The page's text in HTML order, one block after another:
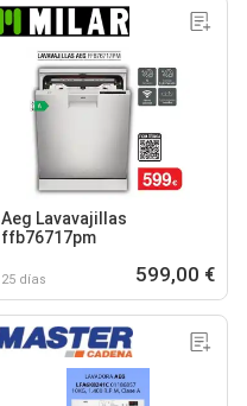
Aeg Lavavajillas
ffb76717pm
25 días 599,00 €